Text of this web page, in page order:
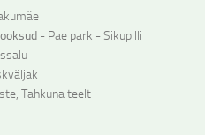
- Pae park - Sikupilli
Tahkuna teelt